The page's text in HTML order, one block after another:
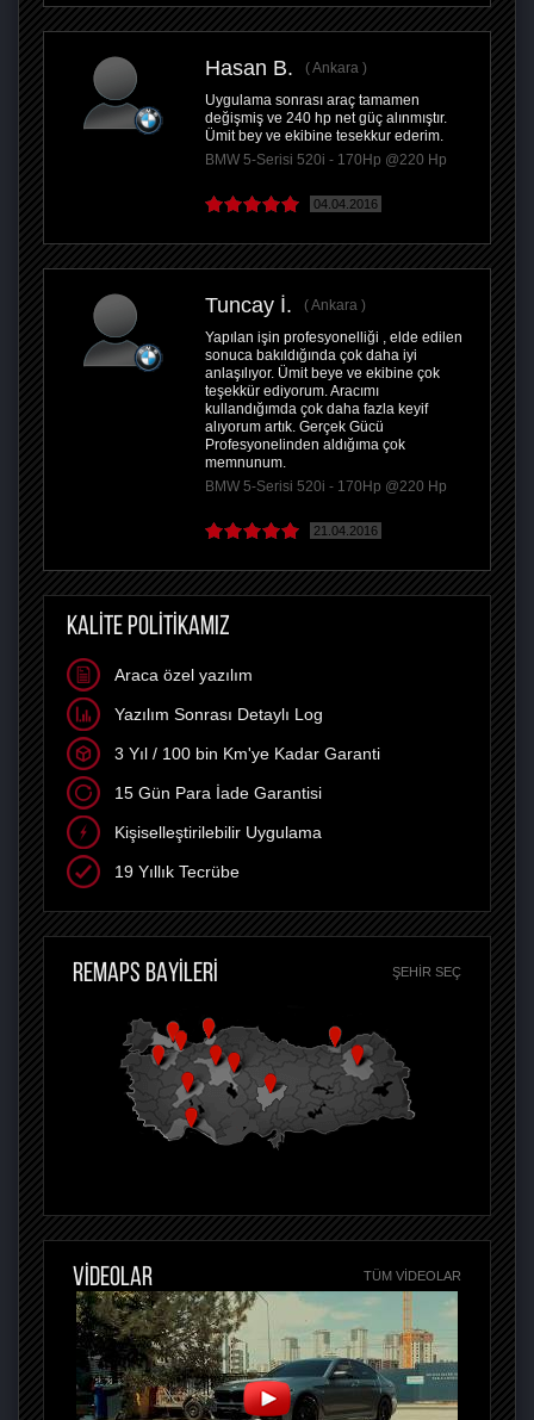
Hasan B.
Ankara
Uygulama sonrası araç tamamen
değişmiş ve 240 hp net güç alınmıştır.
Ümit bey ve ekibine tesekkur ederim.
BMW 5-Serisi 520i - 170Hp @220 Hp
04.04.2016
Tuncay İ.
Ankara
Yapılan işin profesyonelliği , elde edilen
sonuca bakıldığında çok daha iyi
anlaşılıyor. Ümit beye ve ekibine çok
teşekkür ediyorum. Aracımı
kullandığımda çok daha fazla keyif
alıyorum artık. Gerçek Gücü
Profesyonelinden aldığıma çok
memnunum.
BMW 5-Serisi 520i - 170Hp @220 Hp
21.04.2016
KALİTE POLİTİKAMIZ
Araca özel yazılım
Yazılım Sonrası Detaylı Log
3 Yıl / 100 bin Km'ye Kadar Garanti
15 Gün Para İade Garantisi
Kişiselleştirilebilir Uygulama
19 Yıllık Tecrübe
REMAPS BAYİLERİ ŞEHIR SEÇ
VİDEOLAR TÜM VIDEOLAR